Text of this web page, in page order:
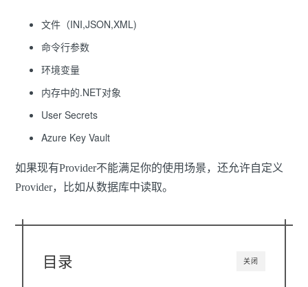
文件（INI,JSON,XML)
命令行参数
环境变量
内存中的.NET对象
User Secrets
Azure Key Vault
如果现有Provider不能满足你的使用场景，还允许自定义
Provider，比如从数据库中读取。
关闭
目录